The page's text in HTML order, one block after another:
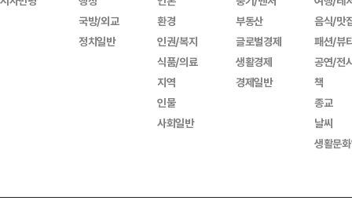
국방/외교
정치일반
환경
인권/복지
식품/의료
지역
인물
사회일반
부동산
글로벌경제
생활경제
경제일반
음식/맛
패션/뷰
공연/전
책
종교
날씨
생활문